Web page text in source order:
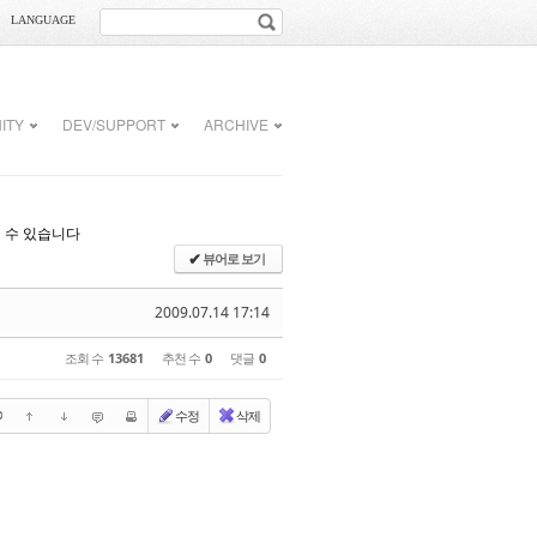
LANGUAGE
DEV/SUPPORT ARCHIVE
수 있습니다
✔뷰어로 보기
2009.07.14 17:14
조회 수 13681 추천 수 0 댓글 0
수정 삭제